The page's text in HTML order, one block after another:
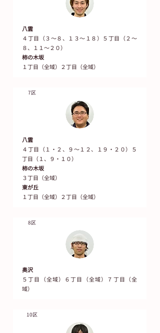
八雲
４丁目（３～８、１３～１８）５丁目（２～
８、１１～２０）
柿の木坂
１丁目（全域）２丁目（全域）
7区
八雲
４丁目（１・２、９～１２、１９・２０）５
丁目（１、９・１０）
柿の木坂
３丁目（全域）
東が丘
１丁目（全域）２丁目（全域）
8区
奥沢
５丁目（全域）６丁目（全域）７丁目（全
域）
10区